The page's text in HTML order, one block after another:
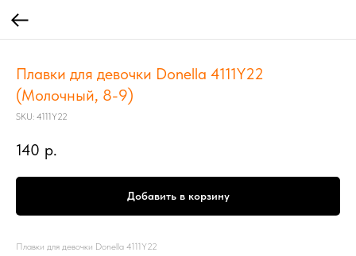
Плавки для девочки Donella 4111Y22
(Молочный, 8-9)
SKU: 4111Y22
140 р.
Добавить в корзину
Плавки для девочки Donella 4111Y22